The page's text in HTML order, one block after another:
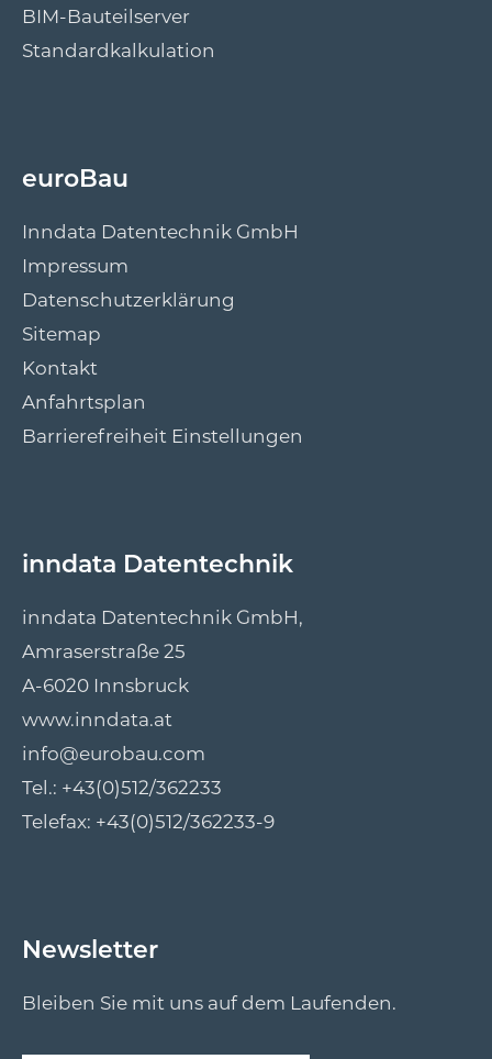
BIM-Bauteilserver
Standardkalkulation
euroBau
Inndata Datentechnik GmbH
Impressum
Datenschutzerklärung
Sitemap
Kontakt
Anfahrtsplan
Barrierefreiheit Einstellungen
inndata Datentechnik
inndata Datentechnik GmbH,
Amraserstraße 25
A-6020 Innsbruck
www.inndata.at
info@eurobau.com
Tel.: +43(0)512/362233
Telefax: +43(0)512/362233-9
Newsletter
Bleiben Sie mit uns auf dem Laufenden.